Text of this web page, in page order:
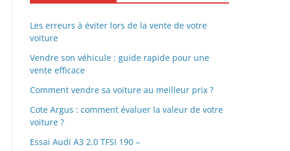
Les erreurs à éviter lors de la vente de votre
voiture
Vendre son véhicule : guide rapide pour une
vente efficace
Comment vendre sa voiture au meilleur prix ?
Cote Argus : comment évaluer la valeur de votre
voiture ?
Essai Audi A3 2.0 TFSI 190 –